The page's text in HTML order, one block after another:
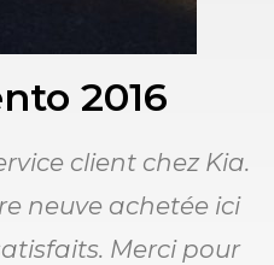
2016
client chez Kia.
neuve achetée ici
Merci pour